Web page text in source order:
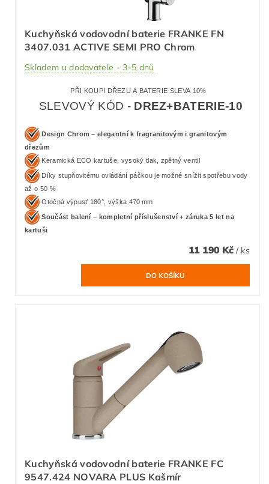
Kuchyňská vodovodní baterie FRANKE FN
3407.031 ACTIVE SEMI PRO Chrom
Skladem u dodavatele - 3-5 dnů
PŘI KOUPI DŘEZU A BATERIE SLEVA 10%
SLEVOVÝ KÓD - DREZ+BATERIE-10
Design Chrom – elegantní k fragranitovým i granitovým
dřezům
Keramická ECO kartuše, vysoký tlak, zpětný ventil
Díky stupňovitému ovládání páčkou je možné snížit spotřebu vody
až o 50 %
Otočná výpusť 180°, výška 470 mm
Součást balení – kompletní příslušenství + záruka 5 let na
kartuši
11 190 Kč / ks
Kuchyňská vodovodní baterie FRANKE FC
9547.424 NOVARA PLUS Kašmír